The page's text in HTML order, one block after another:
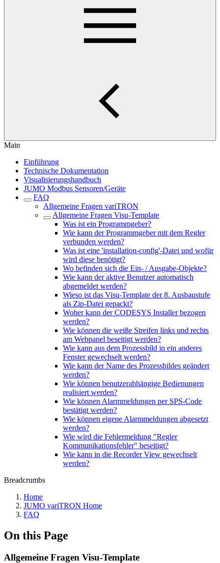
Main
Einführung
Technische Dokumentation
Visualisierungshandbuch
JUMO Modbus Sensoren/Geräte
FAQ
Allgemeine Fragen variTRON
Allgemeine Fragen Visu-Template
Was ist ein Programmgeber?
Wie kann der Programmgeber mit dem Regler
verbunden werden?
Was ist eine 'installation-config'-Datei und wofür
wird diese benötigt?
Wo befinden sich die Ein- / Ausgabe-Objekte?
Wie kann der aktive Benutzer automatisch
abgemeldet werden?
Wieso ist das Visu-Template der 8. Ausbaustufe
als Zip-Datei gepackt?
Woher kann der CODESYS Installer bezogen
werden?
Wie können die weiße Streifen links und rechts
am Webpanel beseitigt werden?
Wie kann aus dem Prozessbild in ein anderes
Fenster gewechselt werden?
Wie kann der Name des Prozessbildes geändert
werden?
Wie können benutzerabhängige Bedienungen
realisiert werden?
Wie können Alarmmeldungen per SPS-Code
bestätigt werden?
Wie können eigene Alarmmeldungen abgesetzt
werden?
Wie wird die Fehlermeldung "Regler
Kommunikationsfehler" beseitigt?
Wie kann in die Recorder View gewechselt
werden?
Breadcrumbs
Home
JUMO variTRON Home
FAQ
On this Page
Allgemeine Fragen Visu-Template